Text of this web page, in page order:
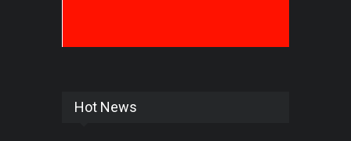
Hot News